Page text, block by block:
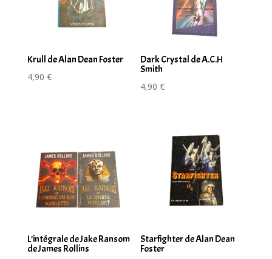
Krull de Alan Dean Foster
4,90 €
Dark Crystal de A.C.H
Smith
4,90€
L’intégrale de Jake Ransom
de James Rollins
Starfighter de Alan Dean
Foster